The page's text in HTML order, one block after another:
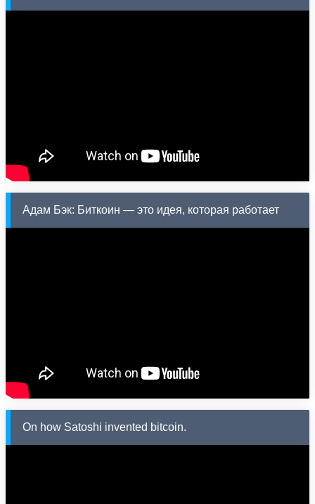
Адам Бэк: Биткоин — это идея, которая работает
On how Satoshi invented bitcoin.